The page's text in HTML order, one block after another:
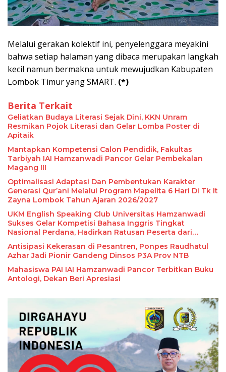
Melalui gerakan kolektif ini, penyelenggara meyakini
bahwa setiap halaman yang dibaca merupakan langkah
kecil namun bermakna untuk mewujudkan Kabupaten
Lombok Timur yang SMART. (*)
Berita Terkait
Geliatkan Budaya Literasi Sejak Dini, KKN Unram
Resmikan Pojok Literasi dan Gelar Lomba Poster di
Apitaik
Mantapkan Kompetensi Calon Pendidik, Fakultas
Tarbiyah IAI Hamzanwadi Pancor Gelar Pembekalan
Magang III
Optimalisasi Adaptasi Dan Pembentukan Karakter
Generasi Qur’ani Melalui Program Mapelita 6 Hari Di Tk It
Zayna Lombok Tahun Ajaran 2026/2027
UKM English Speaking Club Universitas Hamzanwadi
Sukses Gelar Kompetisi Bahasa Inggris Tingkat
Nasional Perdana, Hadirkan Ratusan Peserta dari
Seluruh Indonesia
Antisipasi Kekerasan di Pesantren, Ponpes Raudhatul
Azhar Jadi Pionir Gandeng Dinsos P3A Prov NTB
Mahasiswa PAI IAI Hamzanwadi Pancor Terbitkan Buku
Antologi, Dekan Beri Apresiasi